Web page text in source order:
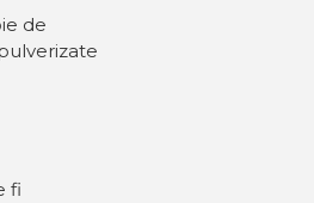
de
fi